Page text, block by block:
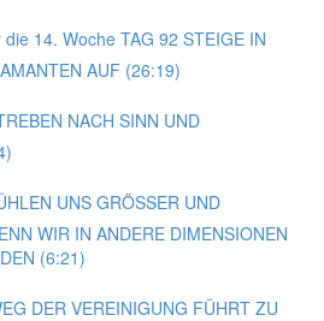
die 14. Woche TAG 92 STEIGE IN
AUF (26:19)
NACH SINN UND
UNS GRÖSSER UND
WIR IN ANDERE DIMENSIONEN
(6:21)
DER VEREINIGUNG FÜHRT ZU